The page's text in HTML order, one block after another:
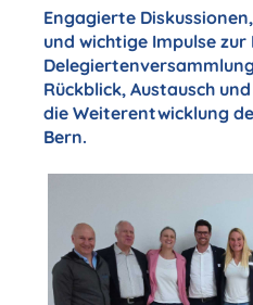
Engagierte
und wichtige Impulse
Rückblick, Austausch
die Weiterentwicklung
Bern.